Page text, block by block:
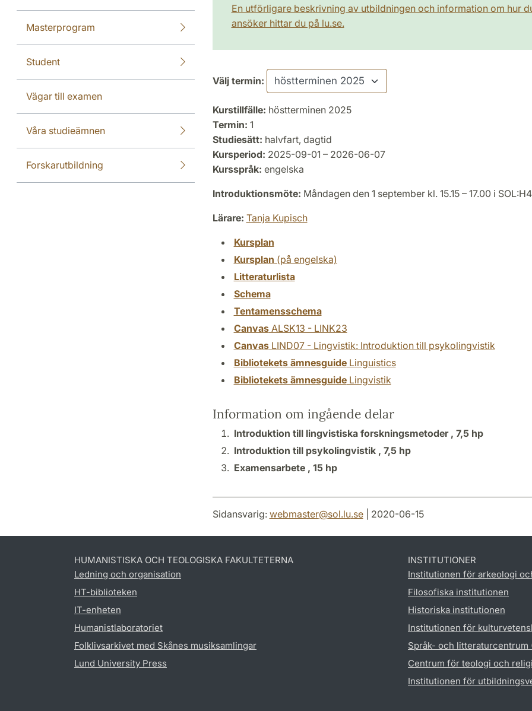
Masterprogram
Student
Vägar till examen
Våra studieämnen
Forskarutbildning
En utförligare beskrivning av utbildningen och information om hur
ansöker hittar du på lu.se.
Välj termin:
Kurstillfälle: höstterminen 2025
Termin: 1
Studiesätt: halvfart, dagtid
Kursperiod: 2025-09-01 – 2026-06-07
Kursspråk: engelska
Introduktionsmöte: Måndagen den 1 september kl. 15.15 – 17.00 i
Lärare: Tanja Kupisch
Kursplan
Kursplan (på engelska)
Litteraturlista
Schema
Tentamensschema
CanvasALSK13 - LINK23
CanvasLIND07 - Lingvistik: Introduktion till psykolingvistik
Bibliotekets ämnesguideLinguistics
Bibliotekets ämnesguideLingvistik
Information om ingående delar
Introduktion till lingvistiska forskningsmetoder , 7,5 hp
Introduktion till psykolingvistik , 7,5 hp
Examensarbete , 15 hp
Sidansvarig: webmaster@sol.lu.se| 2020-06-15
HUMANISTISKA OCH TEOLOGISKA FAKULTETERNA
Ledning och organisation
HT-biblioteken
IT-enheten
Humanistlaboratoriet
Folklivsarkivet med Skånes musiksamlingar
Lund University Press
INSTITUTIONER
Institutionen för arkeologi
Filosofiska institutionen
Historiska institutionen
Institutionen för
Språk- och litteraturcentrum
Centrum för teologi och
Institutionen för